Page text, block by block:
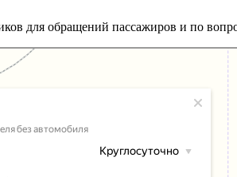
для обращений пассажиров и по